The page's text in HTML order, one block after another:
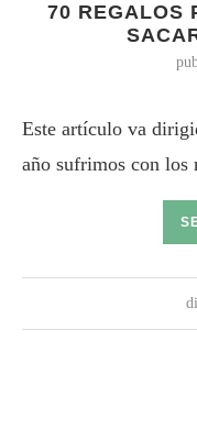
70 REGALOS
Este artículo va
año sufrimos con